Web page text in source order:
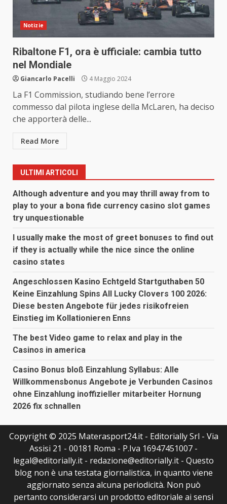
Notizie
Ribaltone F1, ora è ufficiale: cambia tutto
nel Mondiale
Giancarlo Pacelli 4 Maggio 2024
La F1 Commission, studiando bene l’errore
commesso dal pilota inglese della McLaren, ha deciso
che apporterà delle...
Read More
ULTIMI ARTICOLI
Although adventure and you may thrill away from to
play to your a bona fide currency casino slot games
try unquestionable
I usually make the most of greet bonuses to find out
if they is actually while the nice since the online
casino states
Angeschlossen Kasino Echtgeld Startguthaben 50
Keine Einzahlung Spins All Lucky Clovers 100 2026:
Diese besten Angebote für jedes risikofreien
Einstieg im Kollationieren Enns
The best Video game to relax and play in the
Casinos in america
Casino Bonus bloß Einzahlung Syllabus: Alle
Willkommensbonus Angebote je Verbunden Casinos
ohne Einzahlung inoffizieller mitarbeiter Hornung
2026 fix schnallen
Copyright © 2025 Materasport24.it - Editorially Srl - Via
Assisi 21 - 00181 Roma - P.Iva 16947451007 -
legal@editorially.it - redazione@editorially.it - Questo
blog non è una testata giornalistica, in quanto viene
aggiornato senza alcuna periodicità. Non può
pertanto considerarsi un prodotto editoriale ai sensi